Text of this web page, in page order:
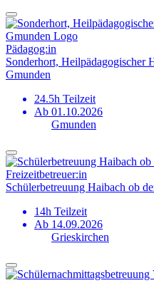
Pädagog:in
Sonderhort, Heilpädagogischer
Gmunden
24.5h Teilzeit
Ab 01.10.2026
Gmunden
Freizeitbetreuer:in
Schülerbetreuung Haibach ob
14h Teilzeit
Ab 14.09.2026
Grieskirchen